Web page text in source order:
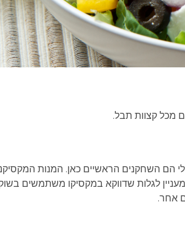
מכל קצוות תבל.
הם השחקנים הראשיים כאן. המנות
מעניין לגלות שדווקא במקסיקו משתמשים
אחר.